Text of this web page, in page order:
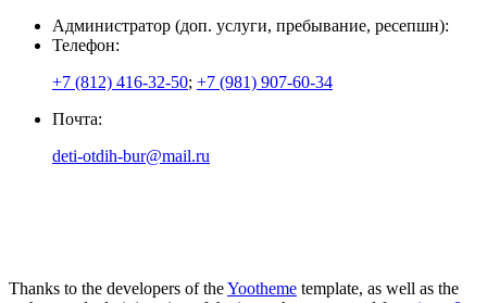
Администратор (доп. услуги, пребывание, ресепшн):
Телефон:
+7 (812) 416-32-50; +7 (981) 907-60-34
Почта:
deti-otdih-bur@mail.ru
Thanks to the developers of theYootheme template, as well as the